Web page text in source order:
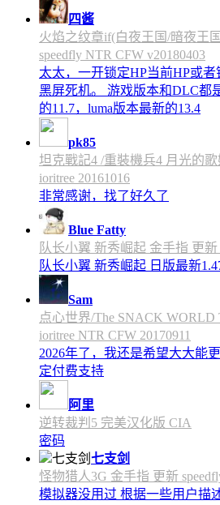
四酱
火焰之纹章if(白夜王国/暗夜王
speedfly NTR CFW v20180403
太太，一开锁定HP当前HP或者
黑屏死机。 游戏版本和DLC都
的11.7，luma版本最新的13.4
pk85
坦克戰記4 /重裝機兵4 月光的
ioritree 20161016
非常感谢，找了好久了
Blue Fatty
队长小翼 新秀崛起 金手指 更新
队长小翼 新秀崛起 日版最新
Sam
点心世界/The SNACK WORLD
ioritree NTR CFW 20170911
2026年了，我还是希望大大能
定付费支持
阿里
逆转裁判5 完美汉化版 CIA
密码
七支剑
怪物猎人3G 金手指 更新
模拟器没用过 根据一些用户描